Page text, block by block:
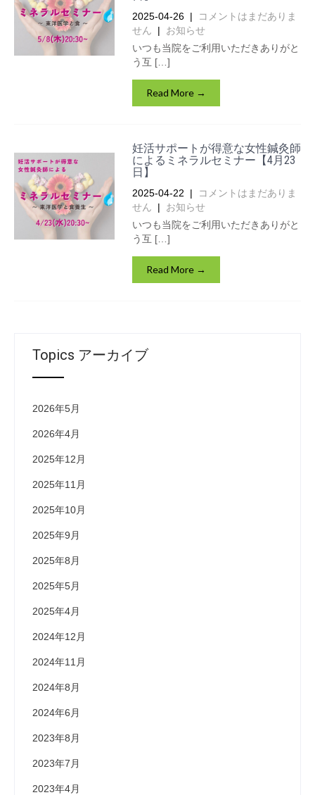
2025-04-26 |
コメントはまだありま
せん
| お知らせ
いつも当院をご利用いただきありがと
う互 […]
Read More →
妊活サポートが得意な女性鍼灸師
によるミネラルセミナー【4月23
日】
2025-04-22 |
コメントはまだありま
せん
| お知らせ
いつも当院をご利用いただきありがと
う互 […]
Read More →
Topics アーカイブ
2026年5月
2026年4月
2025年12月
2025年11月
2025年10月
2025年9月
2025年8月
2025年5月
2025年4月
2024年12月
2024年11月
2024年8月
2024年6月
2023年8月
2023年7月
2023年4月